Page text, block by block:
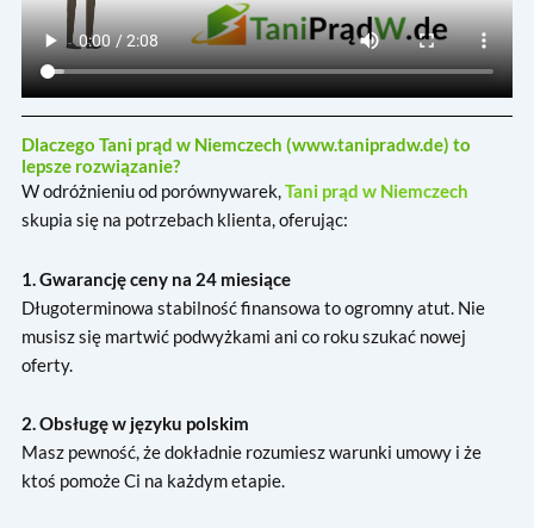
Dlaczego Tani prąd w Niemczech (www.tanipradw.de) to
lepsze rozwiązanie?
W odróżnieniu od porównywarek,Tani prąd w Niemczech
skupia się na potrzebach klienta, oferując:
1. Gwarancję ceny na 24 miesiące
Długoterminowa stabilność finansowa to ogromny atut. Nie
musisz się martwić podwyżkami ani co roku szukać nowej
oferty.
2. Obsługę w języku polskim
Masz pewność, że dokładnie rozumiesz warunki umowy i że
ktoś pomoże Ci na każdym etapie.